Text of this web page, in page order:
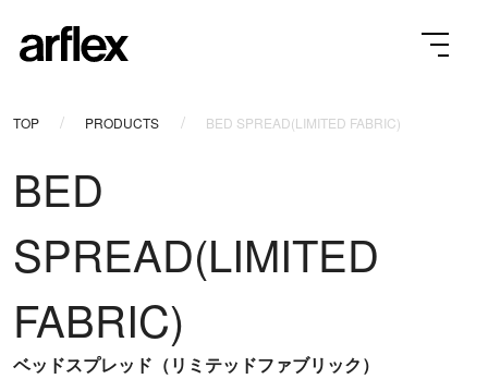
TOP PRODUCTS BED SPREAD(LIMITED FABRIC)
BED
SPREAD(LIMITED
FABRIC)
ベッドスプレッド（リミテッドファブリック）